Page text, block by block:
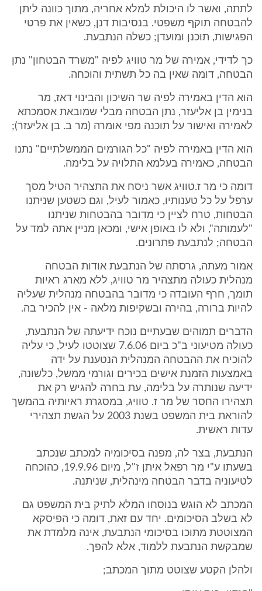
לתתה, ואשר לו היכולת למלא אחריה, מתוך כוונה ליתן
להבטחה תוקף משפטי. בנסיבות דנן, כשאין את פרטי
הפגישות, תוכנן ומועדן; כשלה הנתבעת.
כך לדידי, אמירה של מר טוויג לפיה "משרד הבטחון" נתן
הבטחה, דומה שאין בה כל תשתית והוכחה.
הוא הדין באמירה לפיה שר השיכון והבינוי דאז, מר
בנימין בן אליעזר, נתן הבטחה מבלי שמובאת אסמכתא
לאמירה ואישור על תוכנה מפי אומרה (מר ב. בן אליעזר);
הוא הדין באמירה לפיה "כל הגורמים הממשלתיים" נתנו
הבטחה, כאמירה בעלמא התלויה על בלימה.
דומה כי מר ז.טוויג אשר ניסח את התצהיר הטיל מסך
ערפל על כל טענותיו, כאמור לעיל, וגם כשטען שניתנו
הבטחות, טרח לציין כי מדובר בהבטחות שניתנו
"לעמותה", ולא לו באופן אישי, ומכאן מניין אתה למד על
הבטחה; לנתבעת פתרונים.
אמור מעתה, גרסתה של הנתבעת אודות הבטחה
מנהלית כעולה מתצהיר מר טוויג, ללא מארג ראיות
תומך, חרף העובדה כי מדובר בהבטחה מנהלית שעליה
להיות ברורה, בהירה ובשקיפות מלאה - אין להכיר בה.
הדברים תמוהים שבעתיים נוכח ידיעתה של הנתבעת,
כעולה מטיעוני ב"כ ביום 7.6.06 שצוטטו לעיל, כי עליה
להוכיח את ההבטחה המנהלית הנטענת על ידה
באמצעות הזמנת אישים בכירים וגורמי ממשל, כלשונה,
ידיעה שנותרה על בלימה, עת בחרה להגיש רק את
תצהירו החסר של מר ז. טוויג, במסגרת ראיותיה בהמשך
להוראת בית המשפט בשנת 2003 על הגשת תצהירי
עדות ראשית.
הנתבעת, בצר לה, מפנה בסיכומיה למכתב שנכתב
בשעתו ע"י מר רפאל איתן ז"ל, מיום 19.9.96, כהוכחה
לטיעוניה בדבר הבטחה מינהלית, שניתנה.
המכתב לא הוגש בנוסחו המלא לתיק בית המשפט גם
לא בשלב הסיכומים. יחד עם זאת, דומה כי הפיסקא
המצוטטת מתוכו בסיכומי הנתבעת, אינה מלמדת את
שמבקשת הנתבעת ללמוד, אלא להפך.
ולהלן הקטע שצוטט מתוך המכתב;